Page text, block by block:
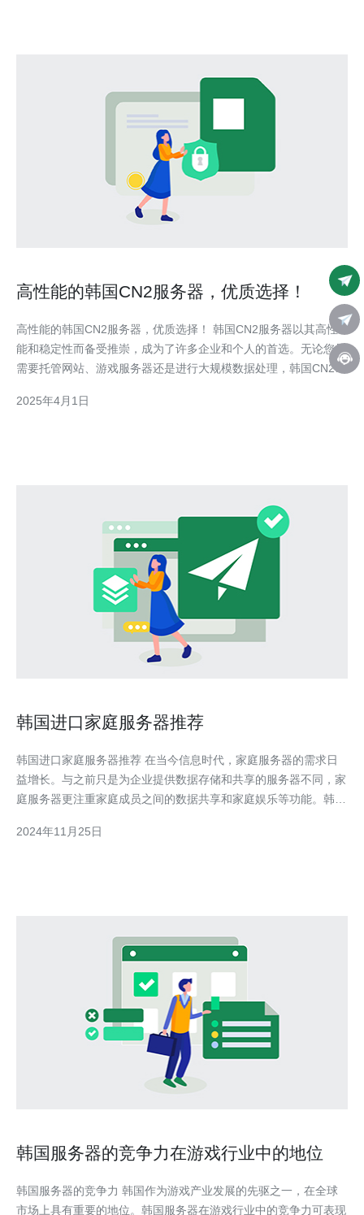
高性能的韩国CN2服务器，优质选择！
高性能的韩国CN2服务器，优质选择！ 韩国CN2服务器以其高性
能和稳定性而备受推崇，成为了许多企业和个人的首选。无论您是
需要托管网站、游戏服务器还是进行大规模数据处理，韩国CN2服
硬件设施和优化的网络架构，确保高速稳定的数据传输和处理速
2025年4月1日
韩国进口家庭服务器推荐
韩国进口家庭服务器推荐 在当今信息时代，家庭服务器的需求日
益增长。与之前只是为企业提供数据存储和共享的服务器不同，家
庭服务器更注重家庭成员之间的数据共享和家庭娱乐等功能。韩国
们推荐了一款来自韩国的品牌 - "한국 서버”(韩国服务器)。该品牌
2024年11月25日
韩国服务器的竞争力在游戏行业中的地位
韩国服务器的竞争力 韩国作为游戏产业发展的先驱之一，在全球
市场上具有重要的地位。韩国服务器在游戏行业中的竞争力可表现